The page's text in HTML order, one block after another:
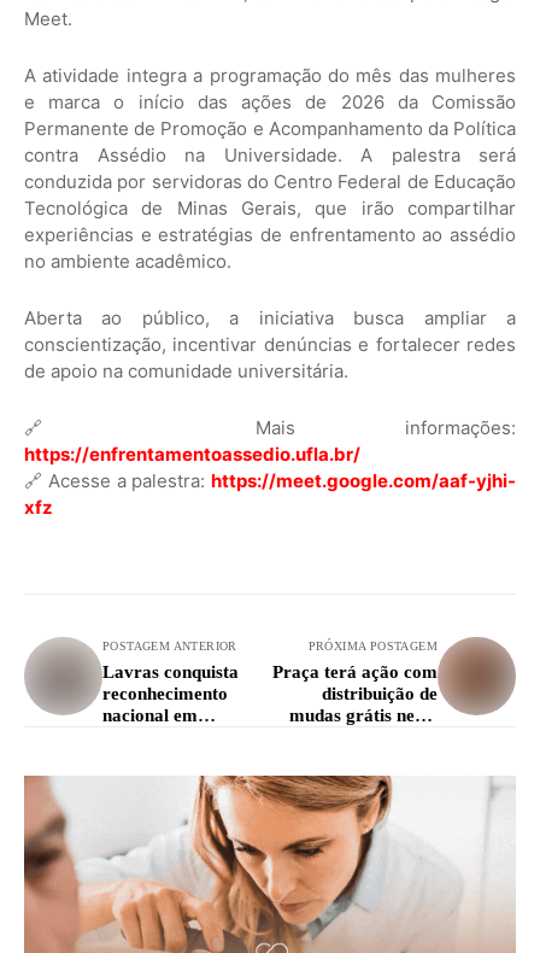
Meet.
A atividade integra a programação do mês das mulheres
e marca o início das ações de 2026 da Comissão
Permanente de Promoção e Acompanhamento da Política
contra Assédio na Universidade. A palestra será
conduzida por servidoras do Centro Federal de Educação
Tecnológica de Minas Gerais, que irão compartilhar
experiências e estratégias de enfrentamento ao assédio
no ambiente acadêmico.
Aberta ao público, a iniciativa busca ampliar a
conscientização, incentivar denúncias e fortalecer redes
de apoio na comunidade universitária.
🔗 Mais informações:
https://enfrentamentoassedio.ufla.br/
🔗 Acesse a palestra: https://meet.google.com/aaf-yjhi-
xfz
POSTAGEM ANTERIOR
Lavras conquista
reconhecimento
nacional em
PRÓXIMA POSTAGEM
Praça terá ação com
distribuição de
mudas grátis nesta